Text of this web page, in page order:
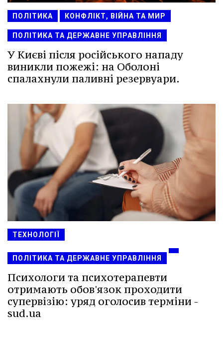
ПОЛІТИКА КОНФЛІКТ, ВІЙНА ТА МИР
ПОЛІТИКА ТА ДЕРЖАВНЕ УПРАВЛІННЯ
У Києві після російського нападу
виникли пожежі: на Оболоні
спалахнули паливні резервуари.
ТЕХНОЛОГІЇ
ПОЛІТИКА ТА ДЕРЖАВНЕ УПРАВЛІННЯ
Психологи та психотерапевти
отримають обов'язок проходити
супервізію: уряд оголосив терміни -
sud.ua